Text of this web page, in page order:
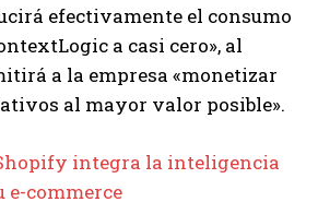
efectivamente el consumo
a casi cero», al
a la empresa «monetizar
al mayor valor posible».
integra la inteligencia
e-commerce